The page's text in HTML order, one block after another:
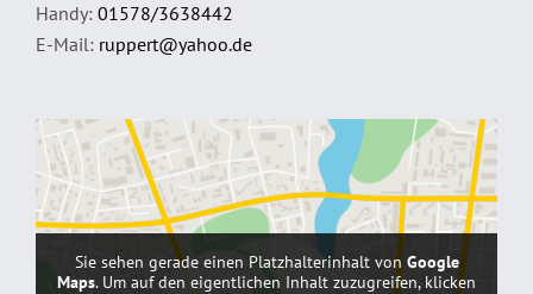
Handy: 01578/3638442
E-Mail: ruppert@yahoo.de
Sie sehen gerade einen Platzhalterinhalt von Google
Maps. Um auf den eigentlichen Inhalt zuzugreifen, klicken